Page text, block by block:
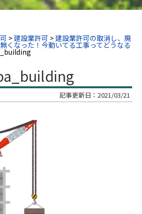
>建設業許可 >建設業許可の取消し、廃
くなった！今動いてる工事ってどうなる
記事更新日： 2021/03/21